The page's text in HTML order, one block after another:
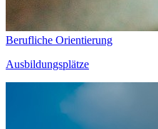
Berufliche Orientierung
Ausbildungsplätze